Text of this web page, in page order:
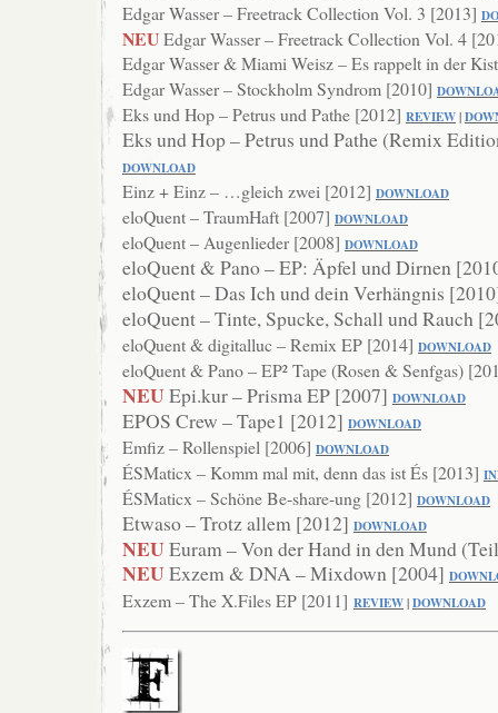
Edgar Wasser – Freetrack Collection Vol. 3 [2013]
NEUEdgar Wasser – Freetrack Collection Vol. 4
Edgar Wasser & Miami Weisz – Es rappelt in der
Edgar Wasser – Stockholm Syndrom [2010] DOWNL
Eks und Hop – Petrus und Pathe [2012] REVIEW|
Eks und Hop – Petrus und Pathe (Remix
DOWNLOAD
Einz + Einz – …gleich zwei [2012] DOWNLOAD
eloQuent – TraumHaft [2007] DOWNLOAD
eloQuent – Augenlieder [2008] DOWNLOAD
eloQuent & Pano – EP: Äpfel und Dirnen
eloQuent – Das Ich und dein Verhängnis
eloQuent – Tinte, Spucke, Schall und Rauch
eloQuent & digitalluc – Remix EP [2014] DOWNLOAD
eloQuent & Pano – EP² Tape (Rosen & Senfgas)
NEUEpi.kur – Prisma EP [2007] DOWNLOAD
EPOS Crew – Tape1 [2012] DOWNLOAD
Emfiz – Rollenspiel [2006] DOWNLOAD
ÉSMaticx – Komm mal mit, denn das ist És [2013]
ÉSMaticx – Schöne Be-share-ung [2012] DOWNLOAD
Etwaso – Trotz allem [2012] DOWNLOAD
NEUEuram – Von der Hand in den Mund
NEUExzem & DNA – Mixdown [2004]
Exzem – The X.Files EP [2011] REVIEW|DOWNLOAD